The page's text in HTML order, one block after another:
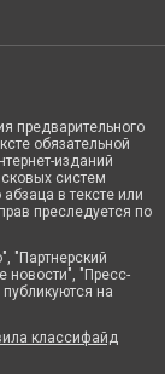
предварительного
обязательной
изданий
систем
в тексте или
преследуется по
"Партнерский
новости", "Пресс-
на
классифайд